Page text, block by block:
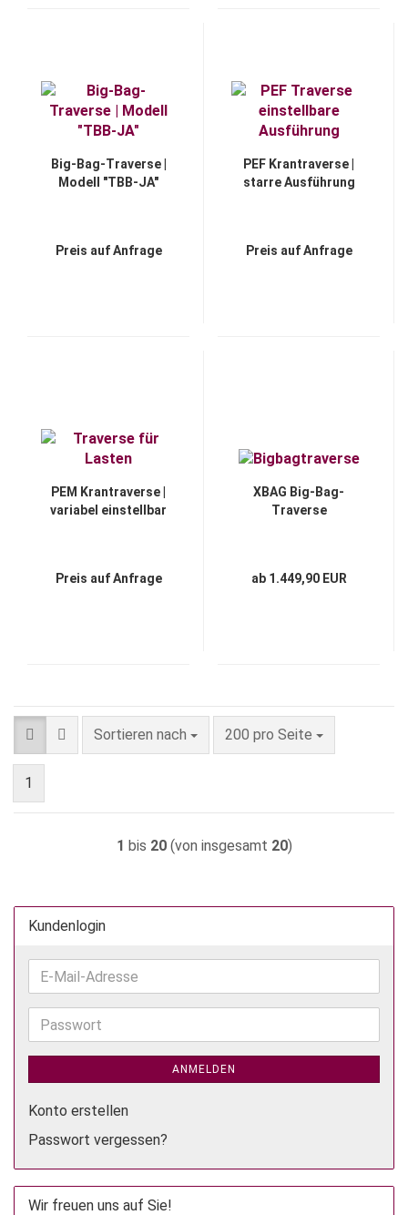
Big-Bag-Traverse |
Modell "TBB-JA"
Preis auf Anfrage
PEF Krantraverse |
starre Ausführung
Preis auf Anfrage
PEM Krantraverse |
variabel einstellbar
Preis auf Anfrage
XBAG Big-Bag-
Traverse
ab 1.449,90 EUR
Sortieren nach
Sortieren nach 200 pro Seite
pro Seite
1
1 bis 20(von insgesamt 20)
Kundenlogin
E-
Mail-
Adresse
Passwort
ANMELDEN
Konto erstellen
Passwort vergessen?
Wir freuen uns auf Sie!